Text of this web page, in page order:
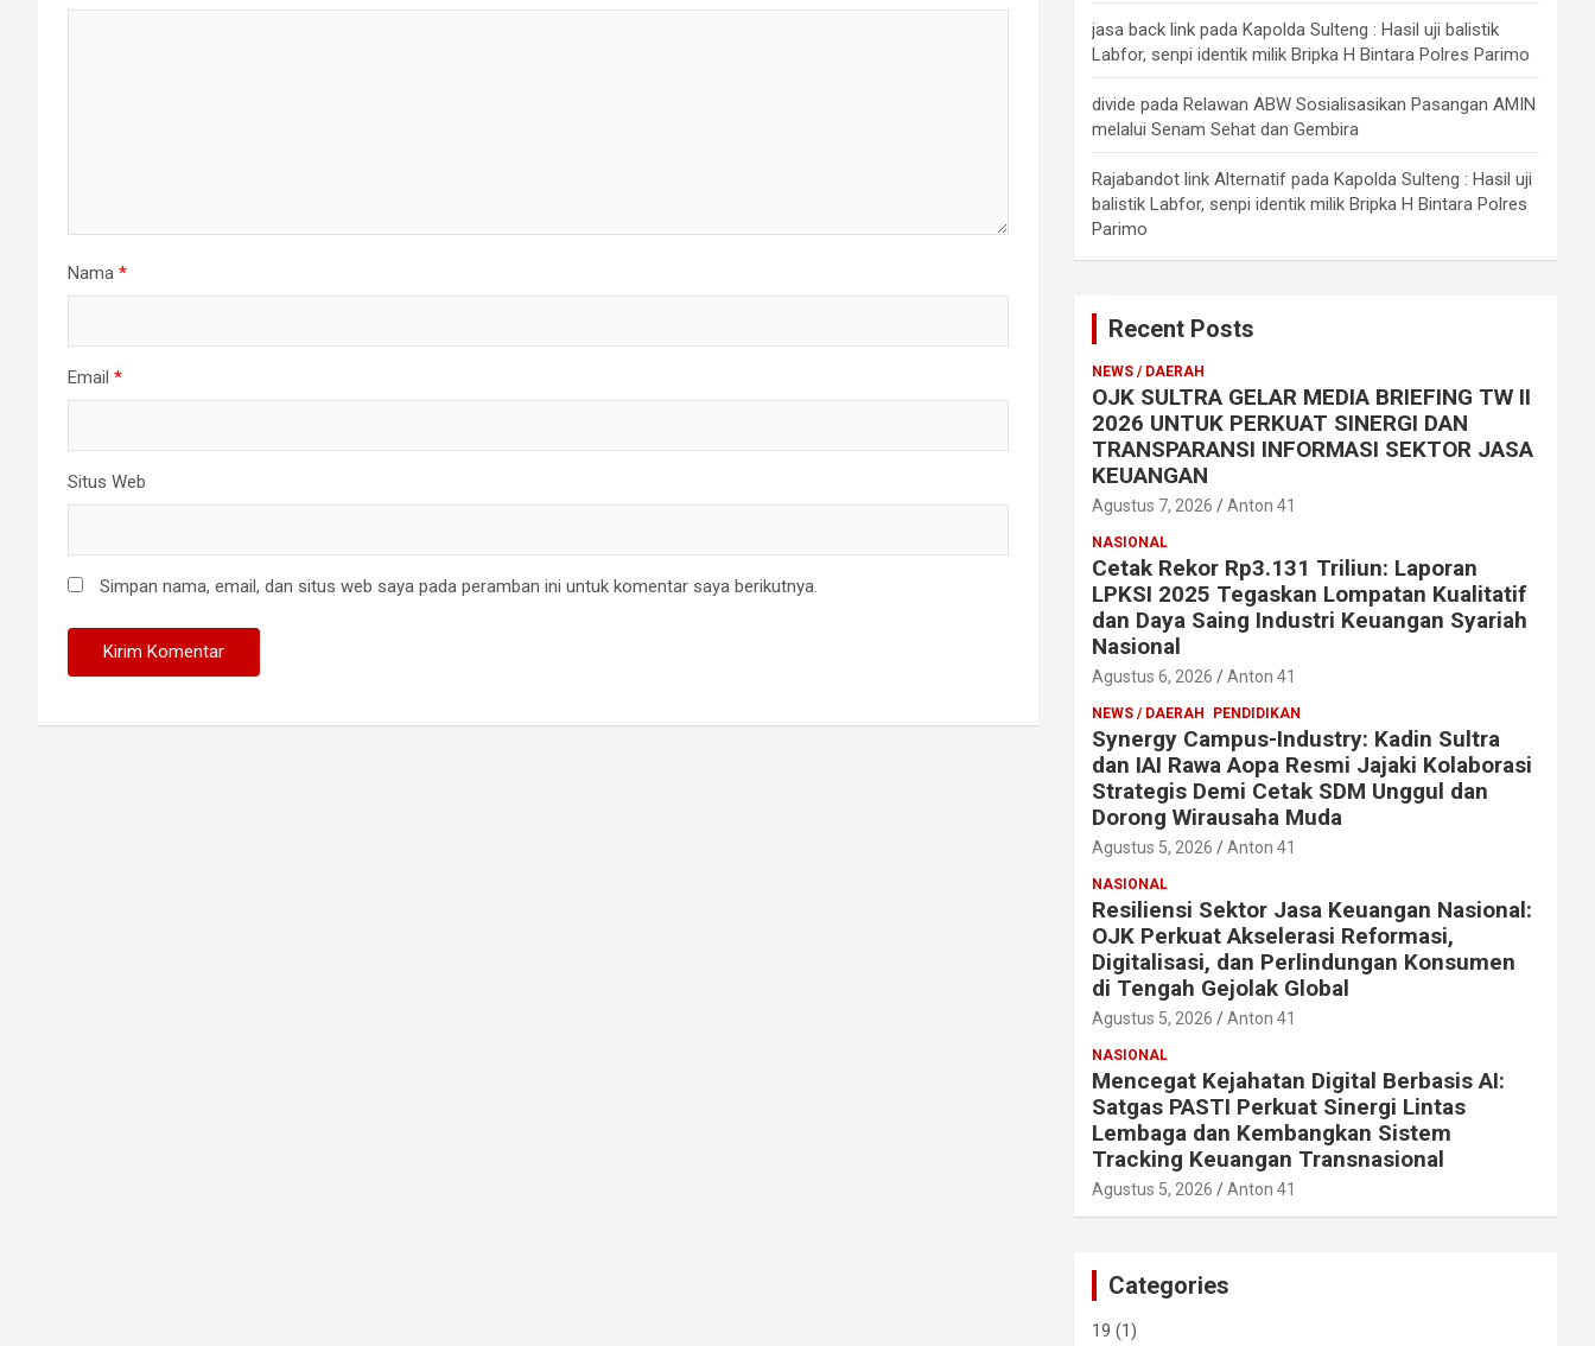
Nama *
Email *
Situs Web
Simpan nama, email, dan situs web saya pada peramban ini untuk komentar saya berikutnya.
jasa back link pada Kapolda Sulteng : Hasil uji balistik
Labfor, senpi identik milik Bripka H Bintara Polres Parimo
divide pada Relawan ABW Sosialisasikan Pasangan AMIN
melalui Senam Sehat dan Gembira
Rajabandot link Alternatif pada Kapolda Sulteng : Hasil uji
balistik Labfor, senpi identik milik Bripka H Bintara Polres
Parimo
Recent Posts
NEWS / DAERAH
OJK SULTRA GELAR MEDIA BRIEFING TW II
2026 UNTUK PERKUAT SINERGI DAN
TRANSPARANSI INFORMASI SEKTOR JASA
KEUANGAN
Agustus 7, 2026 Anton 41
NASIONAL
Cetak Rekor Rp3.131 Triliun: Laporan
LPKSI 2025 Tegaskan Lompatan Kualitatif
dan Daya Saing Industri Keuangan Syariah
Nasional
Agustus 6, 2026 Anton 41
NEWS / DAERAH PENDIDIKAN
Synergy Campus-Industry: Kadin Sultra
dan IAI Rawa Aopa Resmi Jajaki Kolaborasi
Strategis Demi Cetak SDM Unggul dan
Dorong Wirausaha Muda
Agustus 5, 2026 Anton 41
NASIONAL
Resiliensi Sektor Jasa Keuangan Nasional:
OJK Perkuat Akselerasi Reformasi,
Digitalisasi, dan Perlindungan Konsumen
di Tengah Gejolak Global
Agustus 5, 2026 Anton 41
NASIONAL
Mencegat Kejahatan Digital Berbasis AI:
Satgas PASTI Perkuat Sinergi Lintas
Lembaga dan Kembangkan Sistem
Tracking Keuangan Transnasional
Agustus 5, 2026 Anton 41
Categories
19 (1)